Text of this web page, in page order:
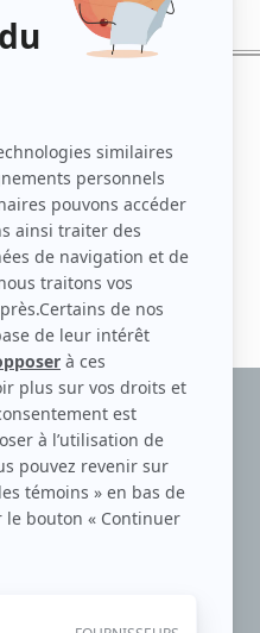
«l’encyclopédie de
régulièrement